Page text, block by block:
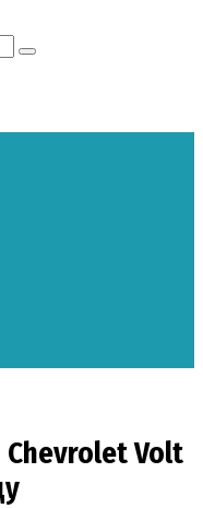
Chevrolet Volt